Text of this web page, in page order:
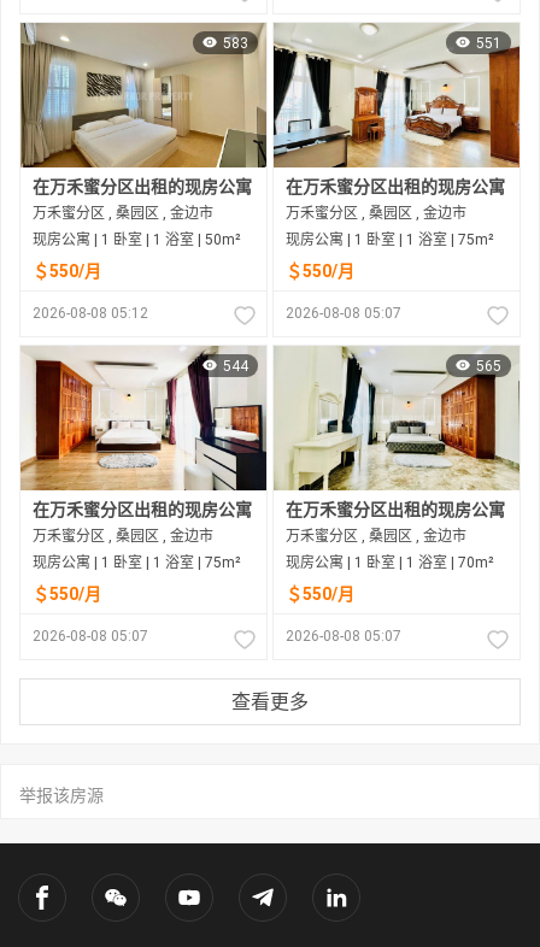
583
在万禾蜜分区出租的现房公寓
万禾蜜分区 , 桑园区 , 金边市
现房公寓 | 1 卧室 | 1 浴室 | 50m²
＄550/月
2026-08-08 05:12
551
在万禾蜜分区出租的现房公寓
万禾蜜分区 , 桑园区 , 金边市
现房公寓 | 1 卧室 | 1 浴室 | 75m²
＄550/月
2026-08-08 05:07
544
在万禾蜜分区出租的现房公寓
万禾蜜分区 , 桑园区 , 金边市
现房公寓 | 1 卧室 | 1 浴室 | 75m²
＄550/月
2026-08-08 05:07
565
在万禾蜜分区出租的现房公寓
万禾蜜分区 , 桑园区 , 金边市
现房公寓 | 1 卧室 | 1 浴室 | 70m²
＄550/月
2026-08-08 05:07
查看更多
举报该房源